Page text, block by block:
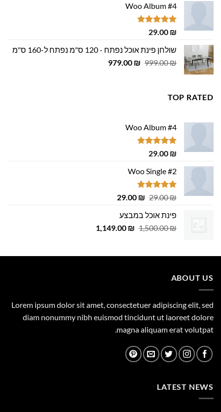
היה:
29.00 ₪.
Woo Album #4
דורג5.00
29.00 ₪
שולחן פינת אוכל נפתח - 120 ס"מ נפתח ל-160 ס"מ
999.00₪
המחיר
979.00 ₪
המחיר
TOP RATED
Woo Album #4
דורג5.00
29.00 ₪
Woo Single #2
דורג4.75
29.00₪
המחיר
היה:
29.00 ₪.
29.00 ₪
המחיר
29.00 ₪.
פינת אוכל במבצע
1,500.00₪
המחיר
1,500.00 ₪.
1,149.00 ₪
המחיר
1,149.00 ₪.
ABOUT US
Lorem ipsum dolor sit amet, consectetuer adipiscing elit, sed
diam nonummy nibh euismod tincidunt ut laoreet dolore
magna aliquam erat volutpat.
LATEST NEWS